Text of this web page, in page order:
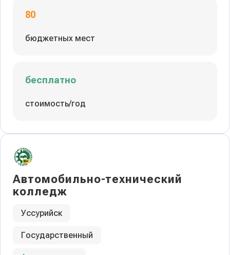
80
бюджетных мест
бесплатно
стоимость/год
Автомобильно-технический
колледж
Уссурийск
Государственный